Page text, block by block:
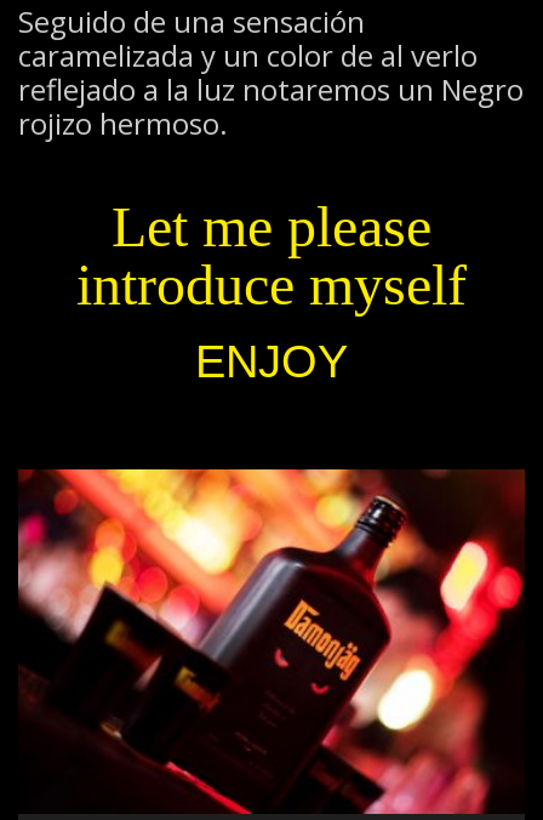
Seguido de una sensación
caramelizada y un color de al verlo
reflejado a la luz notaremos un Negro
rojizo hermoso.
Let me please
introduce myself
ENJOY